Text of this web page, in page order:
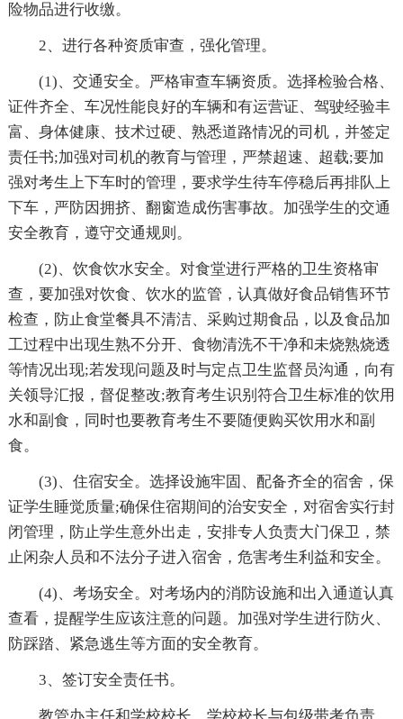
险物品进行收缴。
2、进行各种资质审查，强化管理。
(1)、交通安全。严格审查车辆资质。选择检验合格、
证件齐全、车况性能良好的车辆和有运营证、驾驶经验丰
富、身体健康、技术过硬、熟悉道路情况的司机，并签定
责任书;加强对司机的教育与管理，严禁超速、超载;要加
强对考生上下车时的管理，要求学生待车停稳后再排队上
下车，严防因拥挤、翻窗造成伤害事故。加强学生的交通
安全教育，遵守交通规则。
(2)、饮食饮水安全。对食堂进行严格的卫生资格审
查，要加强对饮食、饮水的监管，认真做好食品销售环节
检查，防止食堂餐具不清洁、采购过期食品，以及食品加
工过程中出现生熟不分开、食物清洗不干净和未烧熟烧透
等情况出现;若发现问题及时与定点卫生监督员沟通，向有
关领导汇报，督促整改;教育考生识别符合卫生标准的饮用
水和副食，同时也要教育考生不要随便购买饮用水和副
食。
(3)、住宿安全。选择设施牢固、配备齐全的宿舍，保
证学生睡觉质量;确保住宿期间的治安安全，对宿舍实行封
闭管理，防止学生意外出走，安排专人负责大门保卫，禁
止闲杂人员和不法分子进入宿舍，危害考生利益和安全。
(4)、考场安全。对考场内的消防设施和出入通道认真
查看，提醒学生应该注意的问题。加强对学生进行防火、
防踩踏、紧急逃生等方面的安全教育。
3、签订安全责任书。